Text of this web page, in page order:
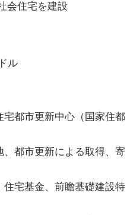
会住宅を建設
ル
宅都市更新中心（国家住都
、都市更新による取得、寄
住宅基金、前瞻基礎建設特